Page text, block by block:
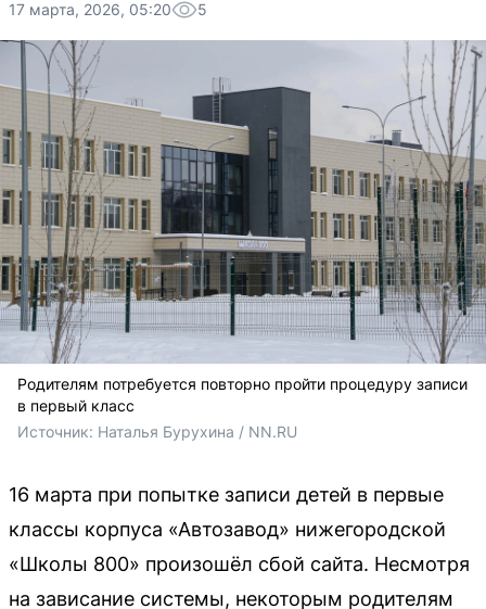
17 марта, 2026, 05:20 5
Родителям потребуется повторно пройти процедуру записи
в первый класс
Источник: Наталья Бурухина / NN.RU
16 марта при попытке записи детей в первые
классы корпуса «Автозавод» нижегородской
«Школы 800» произошёл сбой сайта. Несмотря
на зависание системы, некоторым родителям